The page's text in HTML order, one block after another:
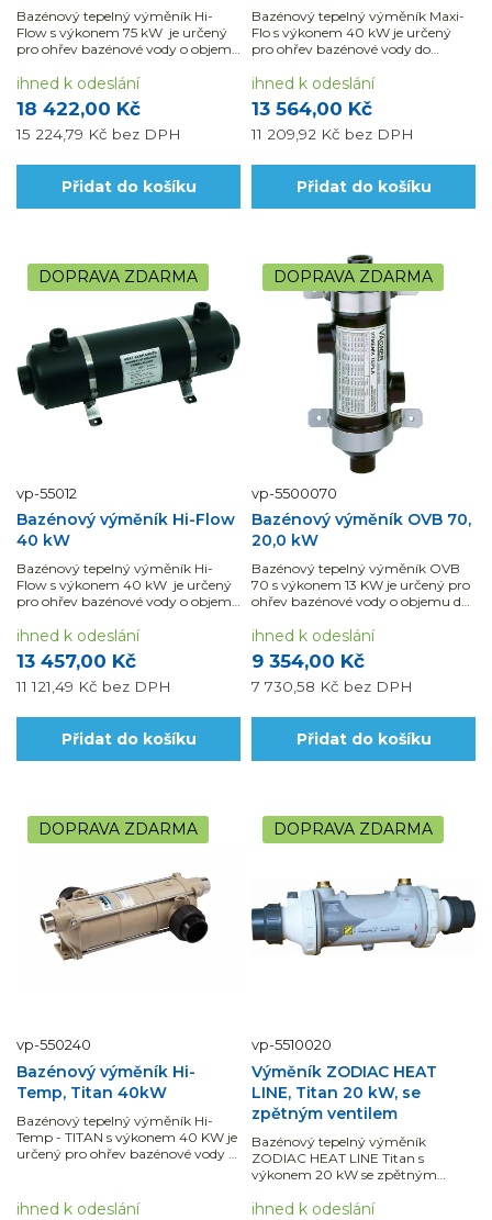
Bazénový tepelný výměník Hi-
Flow s výkonem 75 kW je určený
pro ohřev bazénové vody o objemu
18 422,00 Kč
15 224,79 Kč bez DPH
ihned k odeslání
Přidat do košíku
Bazénový tepelný výměník Maxi-
Flo s výkonem 40 kW je určený
pro ohřev bazénové vody do
13 564,00 Kč
11 209,92 Kč bez DPH
ihned k odeslání
Přidat do košíku
DOPRAVA ZDARMA
vp-55012
Bazénový výměník Hi-Flow
40 kW
Bazénový tepelný výměník Hi-
Flow s výkonem 40 kW je určený
pro ohřev bazénové vody o objemu
13 457,00 Kč
11 121,49 Kč bez DPH
ihned k odeslání
Přidat do košíku
DOPRAVA ZDARMA
vp-5500070
Bazénový výměník OVB 70,
20,0 kW
Bazénový tepelný výměník OVB
70 s výkonem 13 KW je určený pro
ohřev bazénové vody o objemu do
9 354,00 Kč
7 730,58 Kč bez DPH
ihned k odeslání
Přidat do košíku
DOPRAVA ZDARMA
vp-550240
Bazénový výměník Hi-
Temp, Titan 40kW
Bazénový tepelný výměník Hi-
Temp - TITAN s výkonem 40 KW je
určený pro ohřev bazénové vody o
ihned k odeslání
DOPRAVA ZDARMA
vp-5510020
Výměník ZODIAC HEAT
LINE, Titan 20 kW, se
zpětným ventilem
Bazénový tepelný výměník
ZODIAC HEAT LINE Titan s
výkonem 20 kW se zpětným
bazénové vody do objemu 50 m3.
ihned k odeslání